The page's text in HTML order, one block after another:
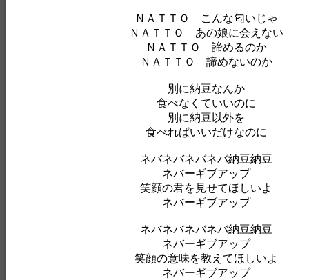
ＮＡＴＴＯ こんな匂いじゃ
ＮＡＴＴＯ あの娘に会えない
ＮＡＴＴＯ 諦めるのか
ＮＡＴＴＯ 諦めないのか
別に納豆なんか
食べなくていいのに
別に納豆以外を
食べればいいだけなのに
ネバネバネバネバ納豆納豆
ネバーギブアップ
笑顔の君を見せてほしいよ
ネバーギブアップ
ネバネバネバネバ納豆納豆
ネバーギブアップ
笑顔の意味を教えてほしいよ
ネバーギブアップ